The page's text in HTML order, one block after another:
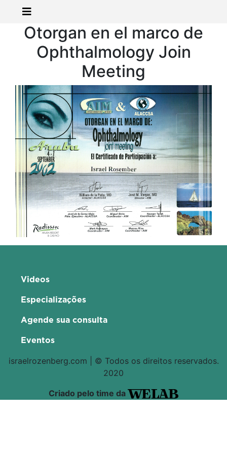
Otorgan en el marco de
Ophthalmology Join
Meeting
Videos
Especializações
Agende sua consulta
Eventos
israelrozenberg.com | © Todos os direitos reservados.
2020
Criado pelo time da